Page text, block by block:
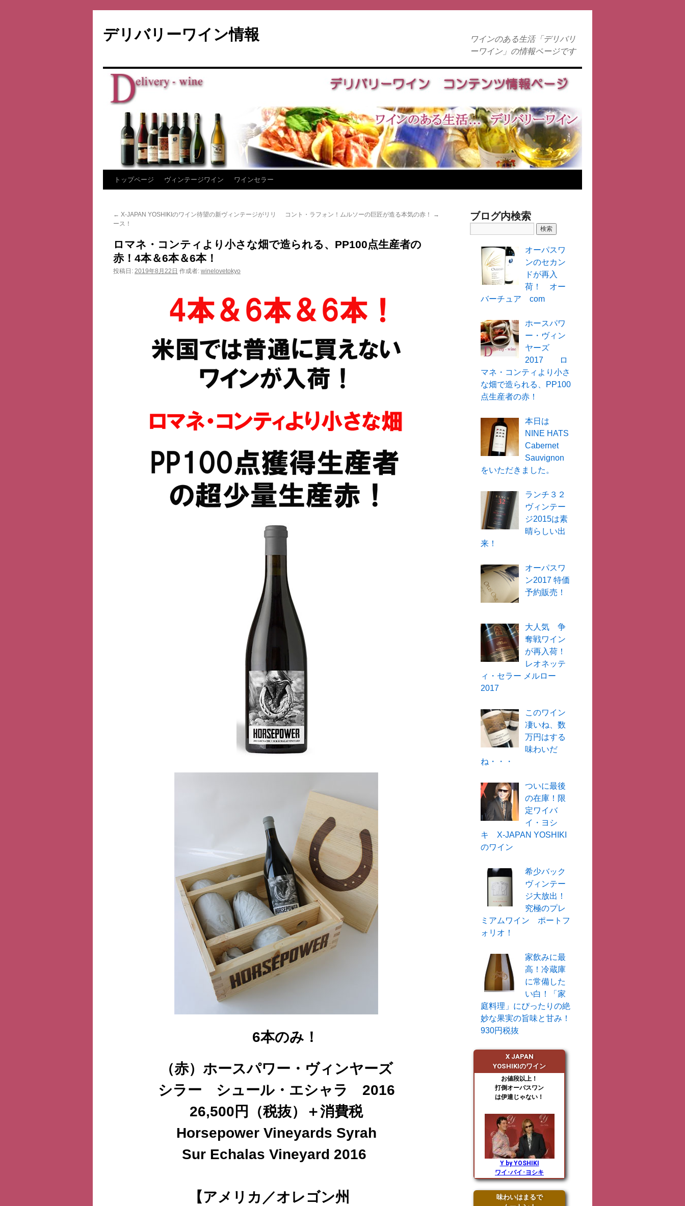
デリバリーワイン情報
ワインのある生活「デリバリ
ーワイン」の情報ページです
テ
ツ
へ
トップページ ヴィンテージワイン ワインセラー
← X-JAPAN YOSHIKIのワイン待望の新ヴィンテージがリリ
ース！
コント・ラフォン！ムルソーの巨匠が造る本気の赤！ →
ロマネ・コンティより小さな畑で造られる、PP100点生産者の
赤！4本＆6本＆6本！
投稿日: 2019年8月22日 作成者: winelovetokyo
6本のみ！
（赤）ホースパワー・ヴィンヤーズ
シラー シュール・エシャラ 2016
26,500円（税抜）＋消費税
Horsepower Vineyards Syrah
Sur Echalas Vineyard 2016
【アメリカ／オレゴン州
ブログ内検索
オーパスワ
ンのセカン
ドが再入
荷！ オー
バーチュア com
ホースパワ
ー・ヴィン
ヤーズ
2017 ロ
マネ・コンティより小さ
な畑で造られる、PP100
点生産者の赤！
本日は
NINE HATS
Cabernet
Sauvignon
をいただきました。
ランチ３２
ヴィンテー
ジ2015は素
晴らしい出
来！
オーパスワ
ン2017 特価
予約販売！
大人気 争
奪戦ワイン
が再入荷！
レオネッテ
ィ・セラー メルロー
2017
このワイン
凄いね、数
万円はする
味わいだ
ね・・・
ついに最後
の在庫！限
定ワイバ
イ・ヨシ
キ X-JAPAN YOSHIKI
のワイン
希少バック
ヴィンテー
ジ大放出！
究極のプレ
ミアムワイン ポートフ
ォリオ！
家飲みに最
高！冷蔵庫
に常備した
い白！「家
庭料理」にぴったりの絶
妙な果実の旨味と甘み！
930円税抜